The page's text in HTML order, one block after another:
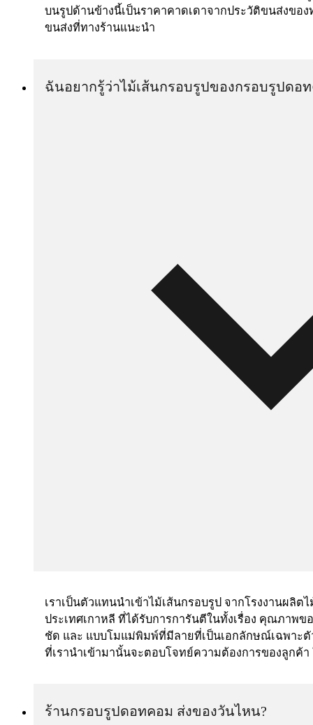
บนรูปด้านข้างนี้เป็นราคาคาดเดาจากประวัติขนส่งของ
ขนส่งที่ทางร้านแนะนำ
ฉันอยากรู้ว่าไม้เส้นกรอบรูปของกรอบรูปดอ
เราเป็นตัวแทนนำเข้าไม้เส้นกรอบรูป จากโรงงานผลิต
ประเทศเกาหลี ที่ได้รับการการันตีในทั้งเรื่อง คุณภาพ
ชัด และ แบบโมแม่พิมพ์ที่มีลายที่เป็นเอกลักษณ์เฉพาะตั
ที่เรานำเข้ามานั้นจะตอบโจทย์ความต้องการของลูกค้า
ร้านกรอบรูปดอทคอม ส่งของวันไหน?